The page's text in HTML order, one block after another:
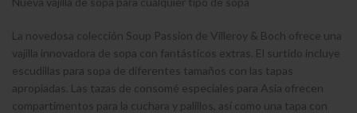
La novedosa colección Soup Passion de Villeroy & Boch ofrece una
vajilla innovadora de sopa con fantásticos extras. El surtido incluye
escudillas para sopa de diferentes tamaños con las tapas
apropiadas. Las tazas de consomé especiales para Asia ofrecen
compartimentos para la cuchara y palillos, así como una tapa con